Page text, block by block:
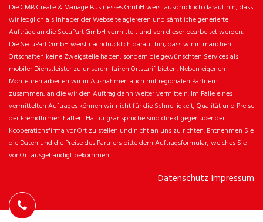
Die CMB Create & Manage Businesses GmbH weist ausdrücklich darauf hin, dass
wir ledglich als Inhaber der Webseite agiereren und sämtliche generierte
Aufträge an die SecuPart GmbH vermittelt und von dieser bearbeitet werden.
Die SecuPart GmbH weist nachdrücklich darauf hin, dass wir in manchen
Ortschaften keine Zweigstelle haben, sondern die gewünschten Services als
mobiler Dienstleister zu unserem fairen Ortstarif bieten. Neben eigenen
Monteuren arbeiten wir in Ausnahmen auch mit regionalen Partnern
zusammen, an die wir den Auftrag dann weiter vermitteln. Im Falle eines
vermittelten Auftrages können wir nicht für die Schnelligkeit, Qualität und Preise
der Fremdfirmen haften. Haftungsansprüche sind direkt gegenüber der
Kooperationsfirma vor Ort zu stellen und nicht an uns zu richten. Entnehmen Sie
die Daten und die Preise des Partners bitte dem Auftragsformular, welches Sie
vor Ort ausgehändigt bekommen.
Datenschutz Impressum